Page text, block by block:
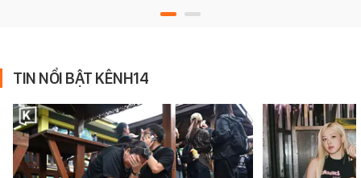
TIN NỔI BẬT KÊNH14